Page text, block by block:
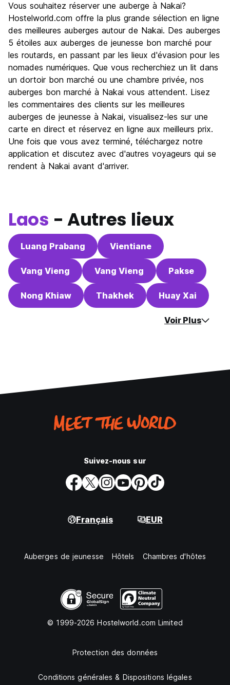
Vous souhaitez réserver une auberge à Nakai?
Hostelworld.com offre la plus grande sélection en ligne
des meilleures auberges autour de Nakai. Des auberges
5 étoiles aux auberges de jeunesse bon marché pour
les routards, en passant par les lieux d'évasion pour les
nomades numériques. Que vous recherchiez un lit dans
un dortoir bon marché ou une chambre privée, nos
auberges bon marché à Nakai vous attendent. Lisez
les commentaires des clients sur les meilleures
auberges de jeunesse à Nakai, visualisez-les sur une
carte en direct et réservez en ligne aux meilleurs prix.
Une fois que vous avez terminé, téléchargez notre
application et discutez avec d'autres voyageurs qui se
rendent à Nakai avant d'arriver.
Laos - Autres lieux
Luang Prabang Vientiane
Vang Vieng Vang Vieng Pakse
Nong Khiaw Thakhek Huay Xai
Voir Plus
Suivez-nous sur
Français EUR
Auberges de jeunesse Hôtels Chambres d'hôtes
© 1999-2026 Hostelworld.com Limited
Protection des données
Conditions générales & Dispositions légales